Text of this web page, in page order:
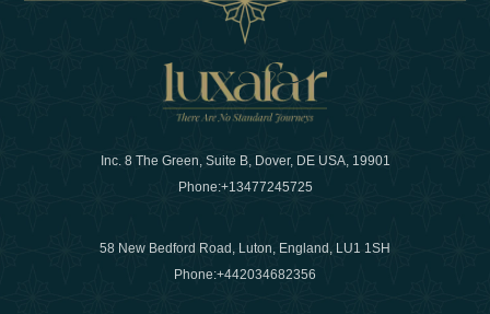
Inc. 8 The Green, Suite B, Dover, DE USA, 19901
Phone:+13477245725
58 New Bedford Road, Luton, England, LU1 1SH
Phone:+442034682356